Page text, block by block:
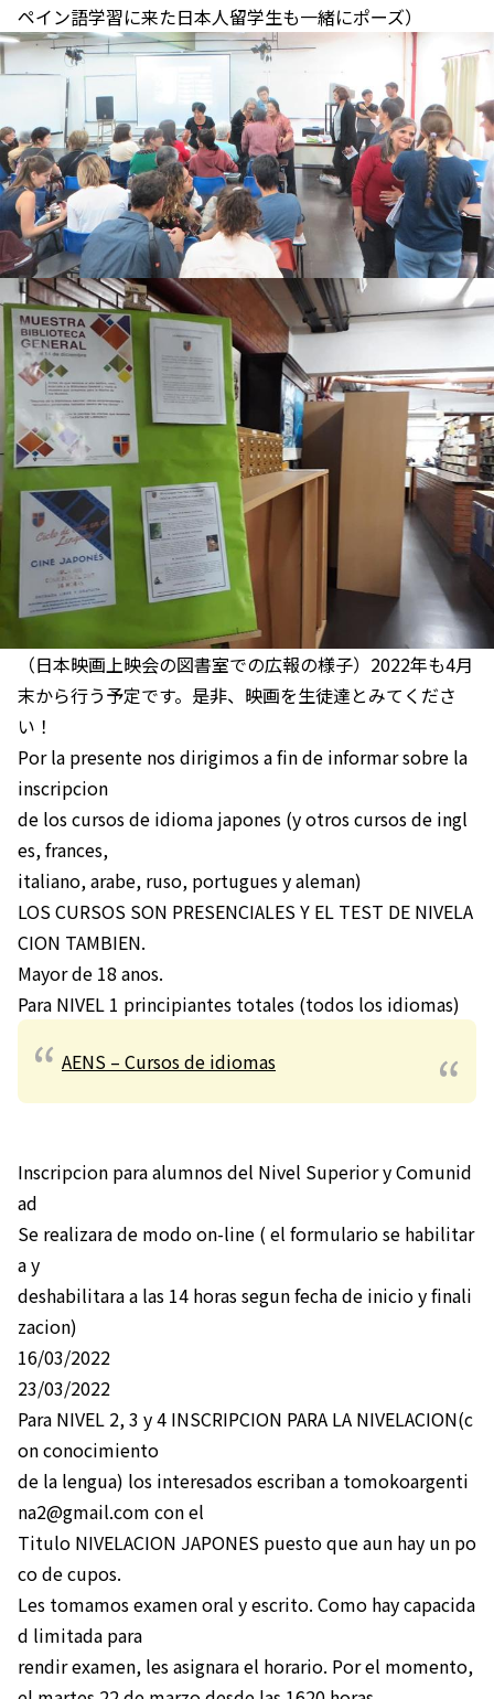
ペイン語学習に来た日本人留学生も一緒にポーズ）
（日本映画上映会の図書室での広報の様子）2022年も4月
末から行う予定です。是非、映画を生徒達とみてくださ
い！
Por la presente nos dirigimos a fin de informar sobre la
inscripcion
de los cursos de idioma japones (y otros cursos de ingl
es, frances,
italiano, arabe, ruso, portugues y aleman)
LOS CURSOS SON PRESENCIALES Y EL TEST DE NIVELA
CION TAMBIEN.
Mayor de 18 anos.
Para NIVEL 1 principiantes totales (todos los idiomas)
AENS – Cursos de idiomas
Inscripcion para alumnos del Nivel Superior y Comunid
ad
Se realizara de modo on-line ( el formulario se habilitar
a y
deshabilitara a las 14 horas segun fecha de inicio y finali
zacion)
16/03/2022
23/03/2022
Para NIVEL 2, 3 y 4 INSCRIPCION PARA LA NIVELACION(c
on conocimiento
de la lengua) los interesados escriban a tomokoargenti
na2@gmail.com con el
Titulo NIVELACION JAPONES puesto que aun hay un po
co de cupos.
Les tomamos examen oral y escrito. Como hay capacida
d limitada para
rendir examen, les asignara el horario. Por el momento,